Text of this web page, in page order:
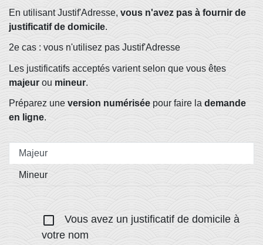
En utilisant Justif'Adresse, vous n'avez pas à fournir de
justificatif de domicile.
2e cas : vous n'utilisez pas Justif'Adresse
Les justificatifs acceptés varient selon que vous êtes
majeur ou mineur.
Préparez une version numérisée pour faire la demande
en ligne.
Majeur
Mineur
check_box_outline_blank
Vous avez un justificatif de domicile à
votre nom